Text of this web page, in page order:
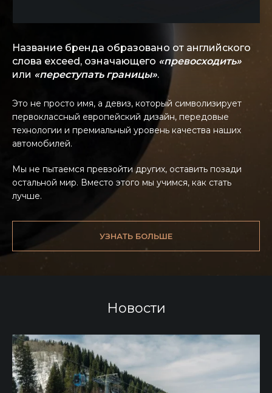
Название бренда образовано от английского
слова exceed, означающего «превосходить»
или «переступать границы».
Это не просто имя, а девиз, который символизирует
первоклассный европейский дизайн, передовые
технологии и премиальный уровень качества наших
автомобилей.
Мы не пытаемся превзойти других, оставить позади
остальной мир. Вместо этого мы учимся, как стать
лучше.
УЗНАТЬ БОЛЬШЕ
Новости